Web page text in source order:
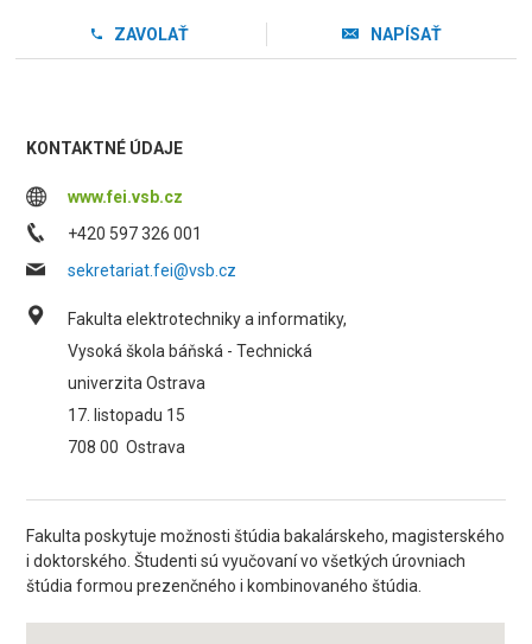
ZAVOLAŤ NAPÍSAŤ
KONTAKTNÉ ÚDAJE
www.fei.vsb.cz
+420 597 326 001
sekretariat.fei@vsb.cz
Fakulta elektrotechniky a informatiky,
Vysoká škola báňská - Technická
univerzita Ostrava
17. listopadu 15
708 00 Ostrava
Fakulta poskytuje možnosti štúdia bakalárskeho, magisterského
i doktorského. Študenti sú vyučovaní vo všetkých úrovniach
štúdia formou prezenčného i kombinovaného štúdia.